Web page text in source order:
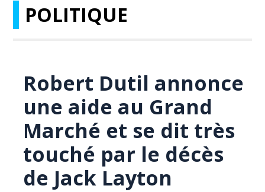
POLITIQUE
Robert Dutil annonce
une aide au Grand
Marché et se dit très
touché par le décès
de Jack Layton